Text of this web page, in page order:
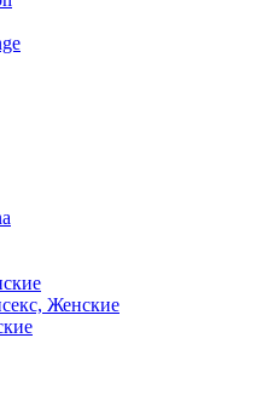
Женские